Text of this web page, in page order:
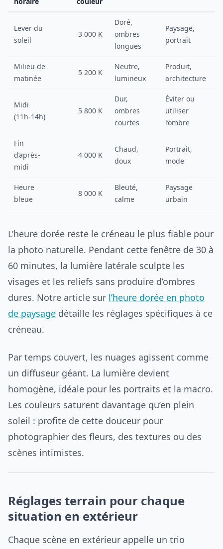
Lever du
soleil
3 000 K
Doré,
ombres
longues
Paysage,
portrait
Milieu de
matinée
5 200 K
Neutre,
lumineux
Produit,
architecture
Midi
(11h-14h)
5 800 K
Dur,
ombres
courtes
Éviter ou
utiliser
l’ombre
Fin
d’après-
midi
4 000 K
Chaud,
doux
Portrait,
mode
Heure
bleue
8 000 K
Bleuté,
calme
Paysage
urbain
L’heure dorée reste le créneau le plus fiable pour
la photo naturelle. Pendant cette fenêtre de 30 à
60 minutes, la lumière latérale sculpte les
visages et les reliefs sans produire d’ombres
dures. Notre article sur l’heure dorée en photo
de paysage détaille les réglages spécifiques à ce
créneau.
Par temps couvert, les nuages agissent comme
un diffuseur géant. La lumière devient
homogène, idéale pour les portraits et la macro.
Les couleurs saturent davantage qu’en plein
soleil : profite de cette douceur pour
photographier des fleurs, des textures ou des
scènes intimistes.
Réglages terrain pour chaque
situation en extérieur
Chaque scène en extérieur appelle un trio